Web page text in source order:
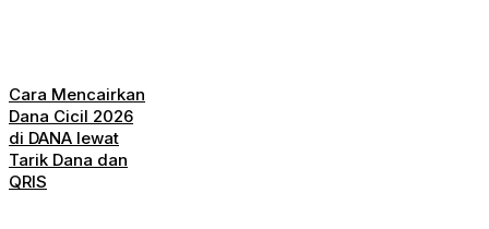
Cara Mencairkan
Dana Cicil 2026
di DANA lewat
Tarik Dana dan
QRIS